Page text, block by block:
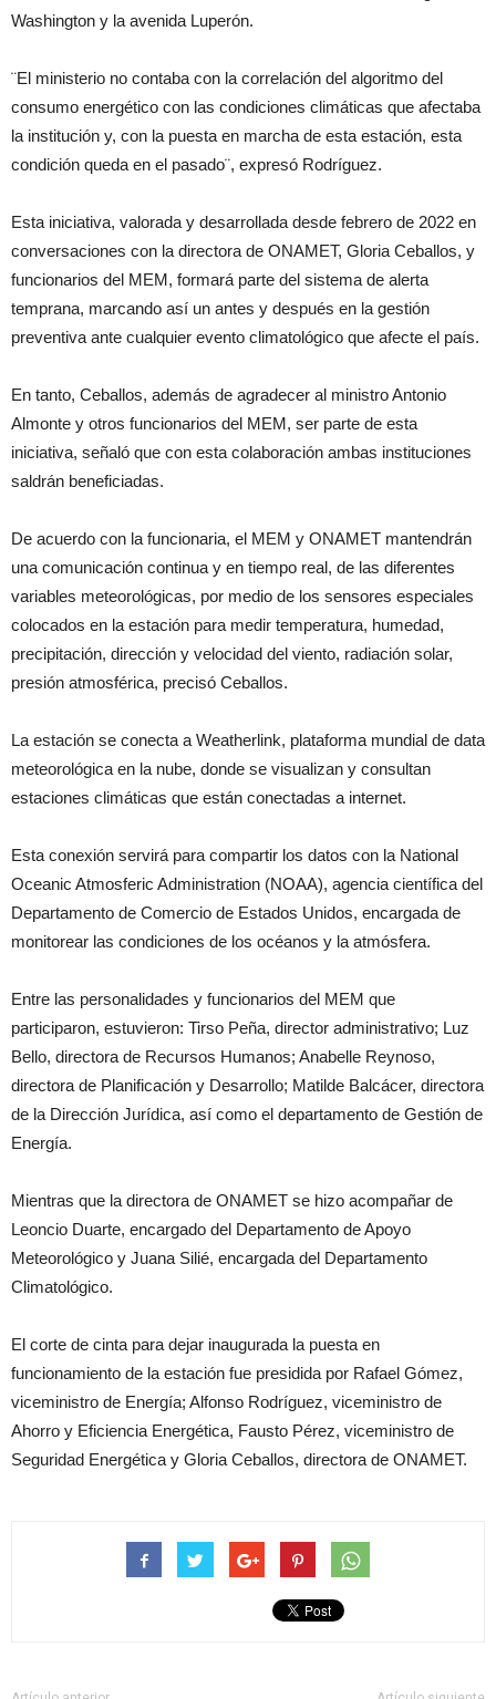
Washington y la avenida Luperón.
¨El ministerio no contaba con la correlación del algoritmo del
consumo energético con las condiciones climáticas que afectaba
la institución y, con la puesta en marcha de esta estación, esta
condición queda en el pasado¨, expresó Rodríguez.
Esta iniciativa, valorada y desarrollada desde febrero de 2022 en
conversaciones con la directora de ONAMET, Gloria Ceballos, y
funcionarios del MEM, formará parte del sistema de alerta
temprana, marcando así un antes y después en la gestión
preventiva ante cualquier evento climatológico que afecte el país.
En tanto, Ceballos, además de agradecer al ministro Antonio
Almonte y otros funcionarios del MEM, ser parte de esta
iniciativa, señaló que con esta colaboración ambas instituciones
saldrán beneficiadas.
De acuerdo con la funcionaria, el MEM y ONAMET mantendrán
una comunicación continua y en tiempo real, de las diferentes
variables meteorológicas, por medio de los sensores especiales
colocados en la estación para medir temperatura, humedad,
precipitación, dirección y velocidad del viento, radiación solar,
presión atmosférica, precisó Ceballos.
La estación se conecta a Weatherlink, plataforma mundial de data
meteorológica en la nube, donde se visualizan y consultan
estaciones climáticas que están conectadas a internet.
Esta conexión servirá para compartir los datos con la National
Oceanic Atmosferic Administration (NOAA), agencia científica del
Departamento de Comercio de Estados Unidos, encargada de
monitorear las condiciones de los océanos y la atmósfera.
Entre las personalidades y funcionarios del MEM que
participaron, estuvieron: Tirso Peña, director administrativo; Luz
Bello, directora de Recursos Humanos; Anabelle Reynoso,
directora de Planificación y Desarrollo; Matilde Balcácer, directora
de la Dirección Jurídica, así como el departamento de Gestión de
Energía.
Mientras que la directora de ONAMET se hizo acompañar de
Leoncio Duarte, encargado del Departamento de Apoyo
Meteorológico y Juana Silié, encargada del Departamento
Climatológico.
El corte de cinta para dejar inaugurada la puesta en
funcionamiento de la estación fue presidida por Rafael Gómez,
viceministro de Energía; Alfonso Rodríguez, viceministro de
Ahorro y Eficiencia Energética, Fausto Pérez, viceministro de
Seguridad Energética y Gloria Ceballos, directora de ONAMET.